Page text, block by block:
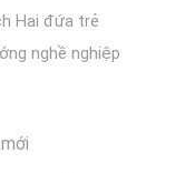
Hai đứa trẻ
nghề nghiệp